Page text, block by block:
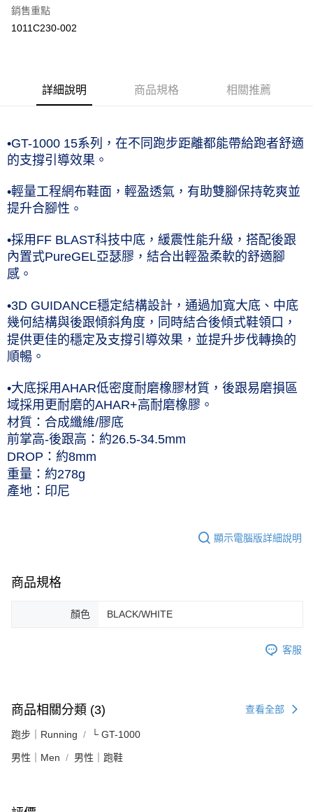
黑貓宅急便 (僅限台灣本島，離島恕不配送) 預計2-3個工作天到貨
每筆NT$120，滿NT$1,500(含以上)免運費
銷售重點
1011C230-002
詳細說明 商品規格 相關推薦
•GT-1000 15系列，在不同跑步距離都能帶給跑者舒適
的支撐引導效果。
•輕量工程網布鞋面，輕盈透氣，有助雙腳保持乾爽並
提升合腳性 。
•採用FF BLAST科技中底，緩震性能升級，搭配後跟
內置式PureGEL亞瑟膠，結合出輕盈柔軟的舒適腳
感。
•3D GUIDANCE穩定結構設計，通過加寬大底、中底
幾何結構與後跟傾斜角度，同時結合後傾式鞋領口，
提供更佳的穩定及支撐引導效果，並提升步伐轉換的
順暢。
•大底採用AHAR低密度耐磨橡膠材質，後跟易磨損區
域採用更耐磨的AHAR+高耐磨橡膠。
材質：合成纖維/膠底
前掌高-後跟高：約26.5-34.5mm
DROP：約8mm
重量：約278g
產地：印尼
顯示電腦版詳細說明
商品規格
顏色 BLACK/WHITE
客服
商品相關分類 (3) 查看全部
跑步｜Running └ GT-1000
男性｜Men 男性｜跑鞋